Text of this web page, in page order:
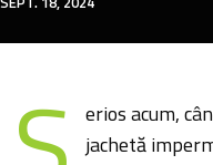
erios acum,
jachetă